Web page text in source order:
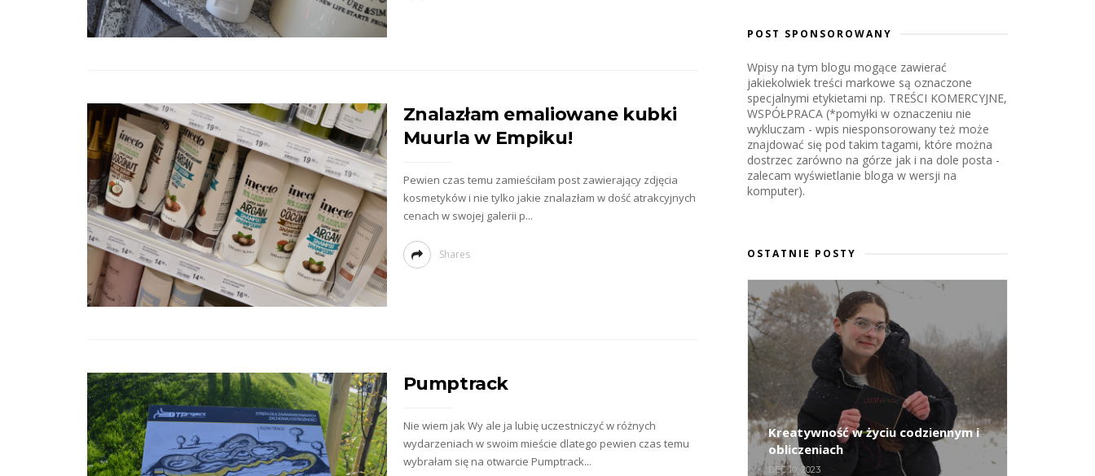
Znalazłam emaliowane kubki
Muurla w Empiku!
Pewien czas temu zamieściłam post zawierający zdjęcia
kosmetyków i nie tylko jakie znalazłam w dość atrakcyjnych
cenach w swojej galerii p...
Shares
Pumptrack
Nie wiem jak Wy ale ja lubię uczestniczyć w różnych
wydarzeniach w swoim mieście dlatego pewien czas temu
wybrałam się na otwarcie Pumptrack...
POST SPONSOROWANY
Wpisy na tym blogu mogące zawierać
jakiekolwiek treści markowe są oznaczone
specjalnymi etykietami np. TREŚCI KOMERCYJNE,
WSPÓŁPRACA (*pomyłki w oznaczeniu nie
wykluczam - wpis niesponsorowany też może
znajdować się pod takim tagami, które można
dostrzec zarówno na górze jak i na dole posta -
zalecam wyświetlanie bloga w wersji na
komputer).
OSTATNIE POSTY
Kreatywność w życiu codziennym i
obliczeniach
DEC 10, 2023